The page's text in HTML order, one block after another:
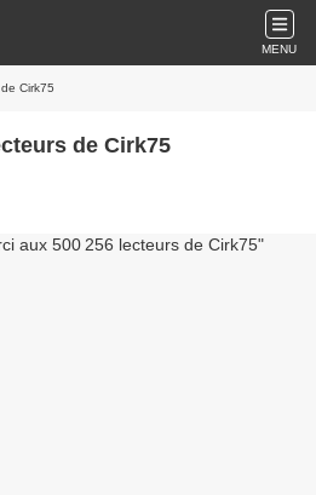
MENU
Cirk75
de Cirk75